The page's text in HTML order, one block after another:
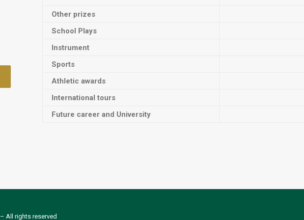
Other prizes
School Plays
Instrument
Sports
Athletic awards
International tours
Future career and University
– All rights reserved